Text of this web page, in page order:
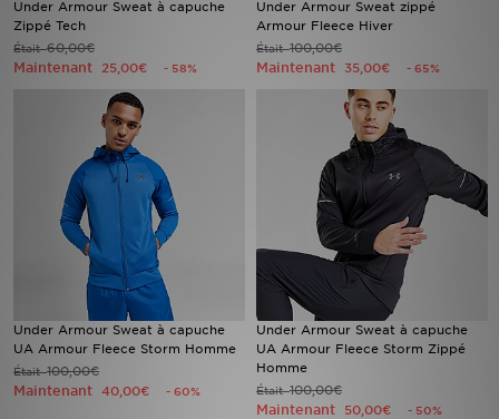
Under Armour Sweat à capuche
Zippé Tech
Était60,00€
Maintenant 25,00€ - 58%
Under Armour Sweat zippé
Armour Fleece Hiver
Était100,00€
Maintenant 35,00€ - 65%
Under Armour Sweat à capuche
UA Armour Fleece Storm Homme
Était100,00€
Maintenant 40,00€ - 60%
Under Armour Sweat à capuche
UA Armour Fleece Storm Zippé
Homme
Était100,00€
Maintenant 50,00€ - 50%
Mon JD
Suivre Ma Commande
Service client
Nos Magasins
Télécharge l'Appli